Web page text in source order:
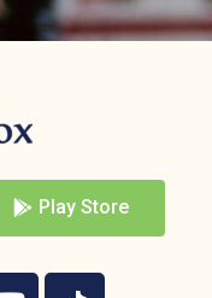
Play Store